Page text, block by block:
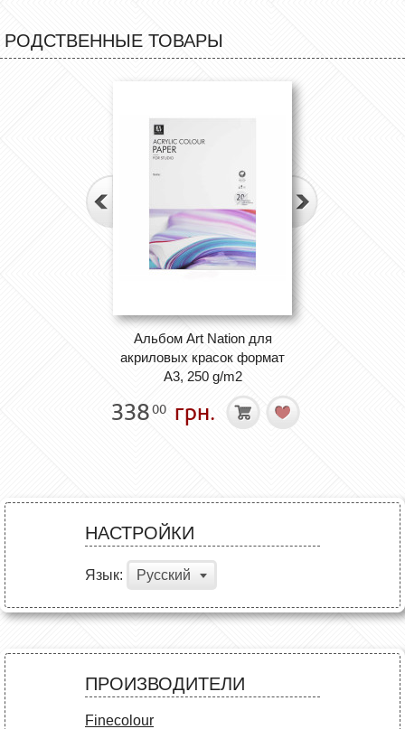
РОДСТВЕННЫЕ ТОВАРЫ
Альбом Art Nation для
акриловых красок формат
А3, 250 g/m2
33800 грн.
НАСТРОЙКИ
Язык: Русский
ПРОИЗВОДИТЕЛИ
Finecolour